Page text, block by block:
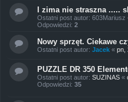
I zima nie straszna .....
Ostatni post autor: 603Mariusz
Odpowiedzi: 2
Nowy sprzęt. Ciekawe
Ostatni post autor: Jacek « pn,
PUZZLE DR 350
Ostatni post autor: SUZINAS «
Odpowiedzi: 35